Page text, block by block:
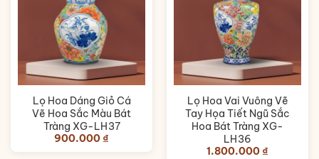
Lọ Hoa Dáng Giỏ Cá
Vẽ Hoa Sắc Màu Bát
Tràng XG-LH37
900.000₫
Lọ Hoa Vai Vuông Vẽ
Tay Họa Tiết Ngũ Sắc
Hoa Bát Tràng XG-
LH36
1.800.000₫